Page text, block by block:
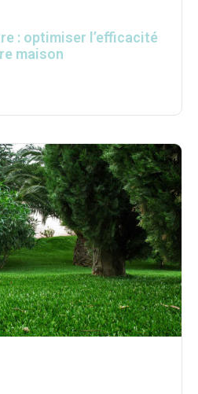
: optimiser l’efficacité
maison